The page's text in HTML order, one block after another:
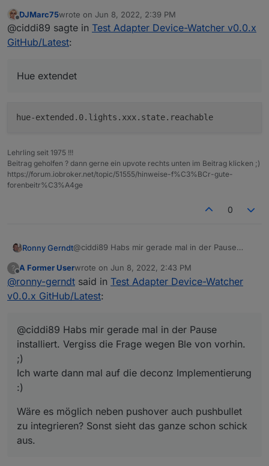
Mir gefällt der Adapter.
Offline
DJMarc75wrote on Jun 8, 2022, 2:39 PM
last edited by
@ciddi89 sagte in Test Adapter Device-Watcher v0.0.x
GitHub/Latest:
Hue extendet
Lehrling seit 1975 !!!
Beitrag geholfen ? dann gerne ein upvote rechts unten im Beitrag klicken ;)
https://forum.iobroker.net/topic/51555/hinweise-f%C3%BCr-gute-
forenbeitr%C3%A4ge
0
Ronny Gerndt@ciddi89 Habs mir gerade mal in der Pause
vorhin. ;)
Ich warte dann mal auf die deconz
Implementierung :)
Wäre es möglich neben pushover auch
pushbullet zu integrieren? Sonst sieht das ganze
schon schick aus.
? A Former Userwrote on Jun 8, 2022, 2:43 PM
last edited by
@ronny-gerndt said in Test Adapter Device-Watcher
v0.0.x GitHub/Latest:
@ciddi89 Habs mir gerade mal in der Pause
installiert. Vergiss die Frage wegen Ble von vorhin.
;)
Ich warte dann mal auf die deconz Implementierung
:)
Wäre es möglich neben pushover auch pushbullet
zu integrieren? Sonst sieht das ganze schon schick
aus.